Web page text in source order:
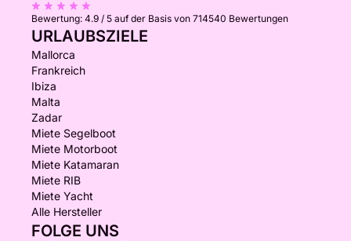
Bewertung: 4.9 / 5 auf der Basis von 714540 Bewertungen
URLAUBSZIELE
Mallorca
Frankreich
Ibiza
Malta
Zadar
Miete Segelboot
Miete Motorboot
Miete Katamaran
Miete RIB
Miete Yacht
Alle Hersteller
FOLGE UNS